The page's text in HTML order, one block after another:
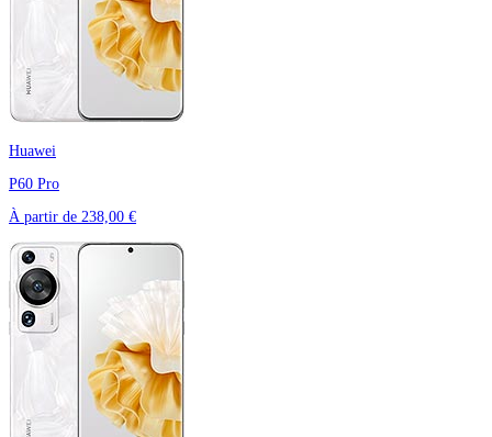
Huawei
P60 Pro
À partir de 238,00 €